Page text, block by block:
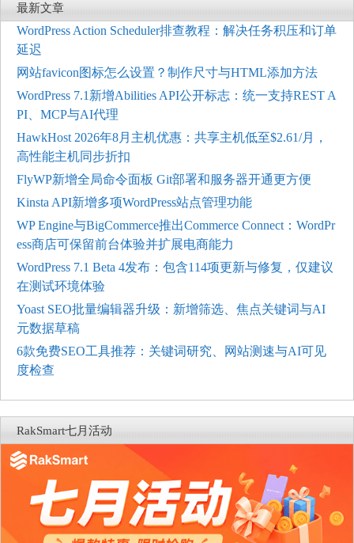
最新文章
WordPress Action Scheduler排查教程：解决任务积压和订单
延迟
网站favicon图标怎么设置？制作尺寸与HTML添加方法
WordPress 7.1新增Abilities API公开标志：统一支持REST A
PI、MCP与AI代理
HawkHost 2026年8月主机优惠：共享主机低至$2.61/月，
高性能主机同步折扣
FlyWP新增全局命令面板 Git部署和服务器开通更方便
Kinsta API新增多项WordPress站点管理功能
WP Engine与BigCommerce推出Commerce Connect：WordPr
ess商店可保留前台体验并扩展电商能力
WordPress 7.1 Beta 4发布：包含114项更新与修复，仅建议
在测试环境体验
Yoast SEO批量编辑器升级：新增筛选、焦点关键词与AI
元数据草稿
6款免费SEO工具推荐：关键词研究、网站测速与AI可见
度检查
RakSmart七月活动